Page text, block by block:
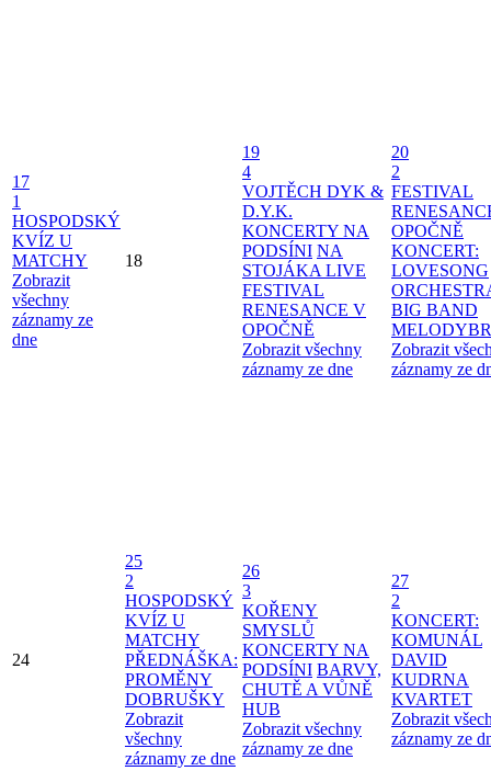
17
1
HOSPODSKÝ
KVÍZ U
MATCHY
Zobrazit
všechny
záznamy ze
dne
18
19
4
VOJTĚCH DYK &
D.Y.K.
KONCERTY NA
PODSÍNI NA
STOJÁKA LIVE
FESTIVAL
RENESANCE V
OPOČNĚ
Zobrazit všechny
záznamy ze dne
20
2
FESTIVAL
OPOČNĚ
KONCERT:
LOVESONG
BIG BAND
Zobrazit
záznamy ze
24
25
2
HOSPODSKÝ
KVÍZ U
MATCHY
PŘEDNÁŠKA:
PROMĚNY
DOBRUŠKY
Zobrazit
všechny
záznamy ze dne
26
3
KOŘENY
SMYSLŮ
KONCERTY NA
PODSÍNI BARVY,
CHUTĚ A VŮNĚ
HUB
Zobrazit všechny
záznamy ze dne
27
2
KONCERT:
KOMUNÁL
DAVID
KUDRNA
KVARTET
Zobrazit
záznamy ze